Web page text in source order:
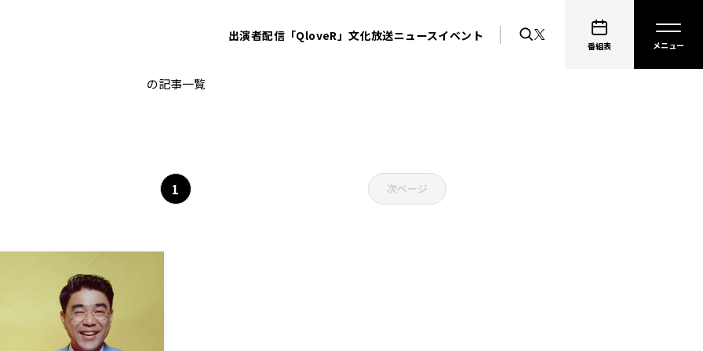
出演者配信「QloveR」文化放送ニュースイベント
番組表
ニュース探検番組
の記事一覧
1 次ページ